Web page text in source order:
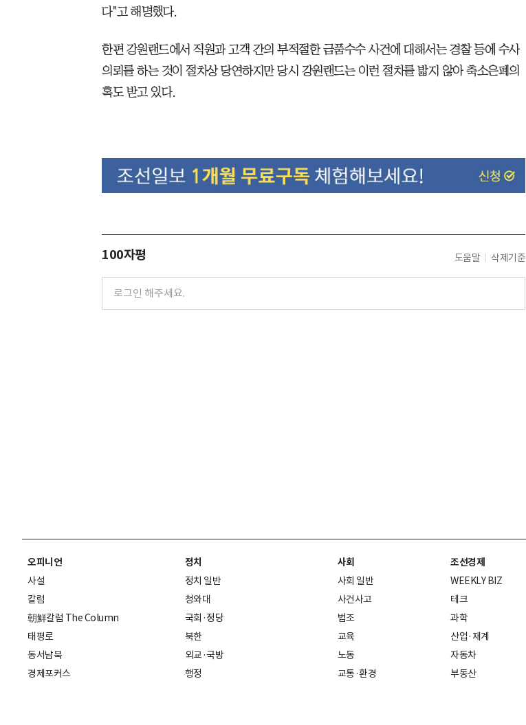
다"고 해명했다.
한편 강원랜드에서 직원과 고객 간의 부적절한 금품수수 사건에 대해서는 경찰 등에 수사
의뢰를 하는 것이 절차상 당연하지만 당시 강원랜드는 이런 절차를 밟지 않아 축소은폐의
혹도 받고 있다.
100자평 도움말 삭제기준
오피니언
사설
칼럼
朝鮮칼럼 The Column
태평로
동서남북
경제포커스
정치
정치 일반
청와대
국회·정당
북한
외교·국방
행정
사회
사회 일반
사건사고
법조
교육
노동
교통·환경
조선경제
WEEKLY BIZ
테크
과학
산업·재계
자동차
부동산